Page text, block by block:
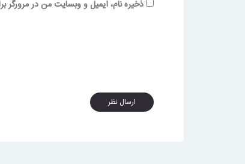
ذخیره نام، ایمیل و وبسایت من در مرورگر